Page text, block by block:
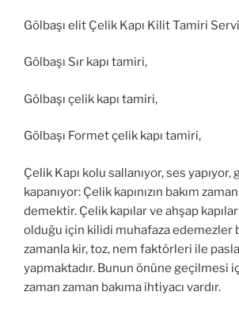
Gölbaşı elit Çelik Kapı Kilit Tamiri
Gölbaşı Sır kapı tamiri,
Gölbaşı çelik kapı tamiri,
Gölbaşı Formet çelik kapı tamiri,
Çelik Kapı kolu sallanıyor, ses
kapanıyor: Çelik kapınızın bakım
demektir. Çelik kapılar ve ahşap
olduğu için kilidi muhafaza edemezler
zamanla kir, toz, nem faktörleri ile
yapmaktadır. Bunun önüne geçilmesi
zaman zaman bakıma ihtiyacı vardır.